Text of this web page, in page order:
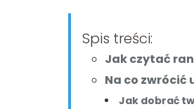
Spis treści:
Jak czytać
Na co zwrócić
Jak dobrać